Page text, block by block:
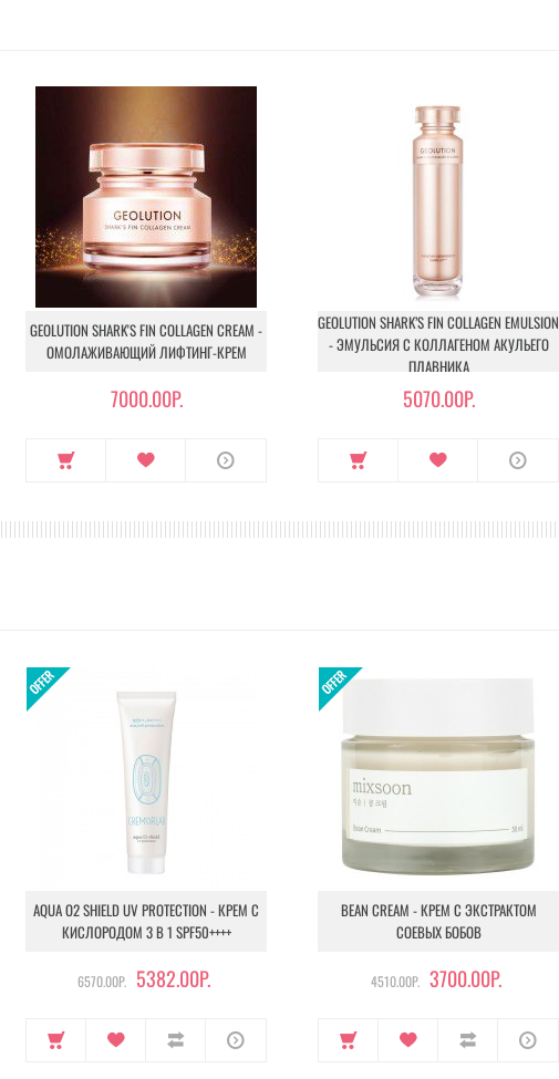
GEOLUTION SHARK'S FIN COLLAGEN CREAM -
ОМОЛАЖИВАЮЩИЙ ЛИФТИНГ-КРЕМ
7000.00Р.
GEOLUTION SHARK’S FIN COLLAGEN EMULSION
- ЭМУЛЬСИЯ С КОЛЛАГЕНОМ АКУЛЬЕГО
ПЛАВНИКА
5070.00Р.
AQUA O2 SHIELD UV PROTECTION - КРЕМ С
КИСЛОРОДОМ 3 В 1 SPF50++++
6570.00Р. 5382.00Р.
BEAN CREAM - КРЕМ С ЭКСТРАКТОМ
СОЕВЫХ БОБОВ
4510.00Р. 3700.00Р.